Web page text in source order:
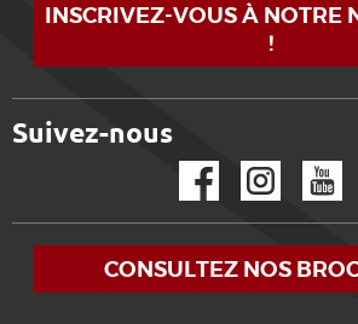
INSCRIVEZ-VOUS À NOTRE
!
Suivez-nous
CONSULTEZ NOS